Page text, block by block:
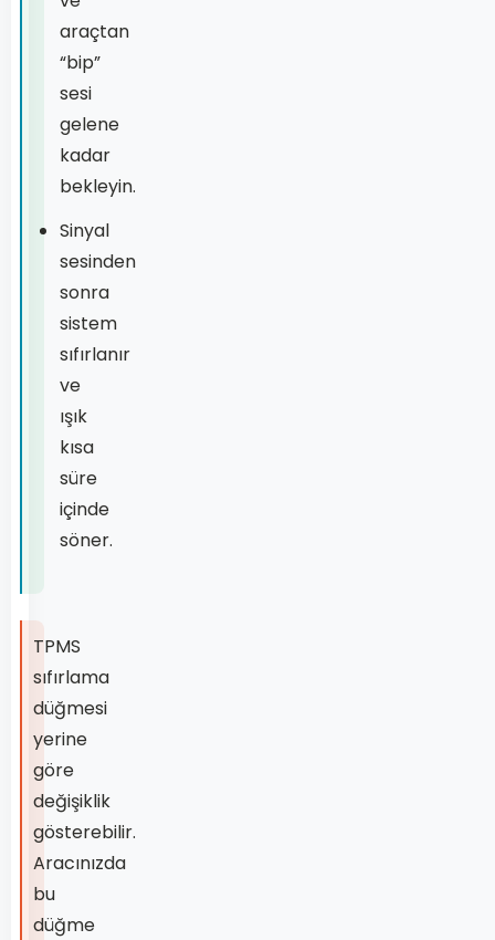
araçtan
“bip”
sesi
gelene
kadar
bekleyin.
Sinyal
sesinden
sonra
sistem
sıfırlanır
ve
ışık
kısa
süre
içinde
söner.
TPMS
sıfırlama
düğmesi
yerine
göre
değişiklik
gösterebilir.
Aracınızda
bu
düğme